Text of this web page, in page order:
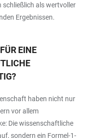
schließlich als wertvoller
Ergebnissen.
EINE
haben nicht nur
vor allem
Die wissenschaftliche
sondern ein Formel-1-